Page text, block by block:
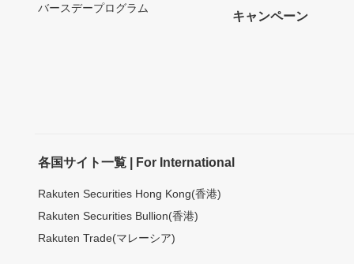
バースデープログラム
キャンペーン
各国サイト一覧 | For International
Rakuten Securities Hong Kong(香港)
Rakuten Securities Bullion(香港)
Rakuten Trade(マレーシア)